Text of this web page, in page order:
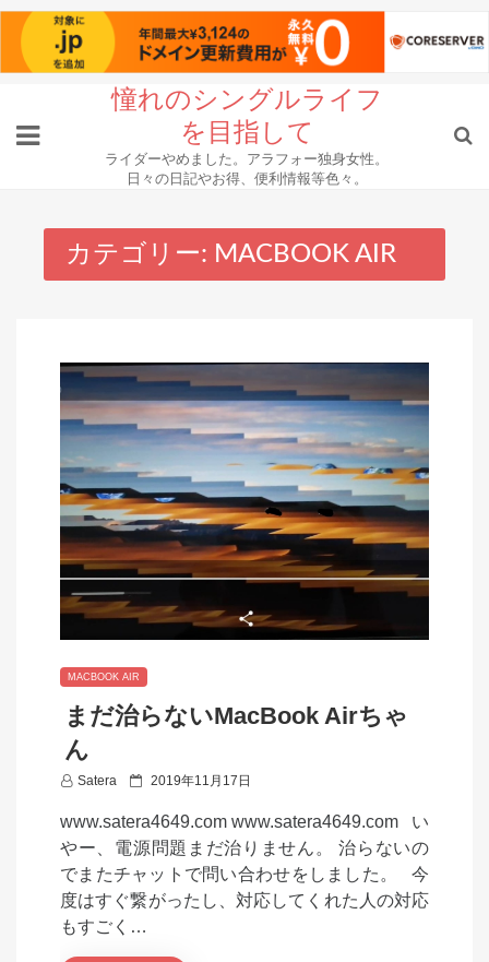
content
憧れのシングルライフ
を目指して
ライダーやめました。アラフォー独身女性。
日々の日記やお得、便利情報等色々。
カテゴリー: MACBOOK AIR
MACBOOK AIR
まだ治らないMacBook Airちゃ
ん
Satera
P
s
t
d
o
2019年11月17日
www.satera4649.com www.satera4649.com い
やー、電源問題まだ治りません。 治らないの
でまたチャットで問い合わせをしました。 今
度はすぐ繋がったし、対応してくれた人の対応
もすごく…